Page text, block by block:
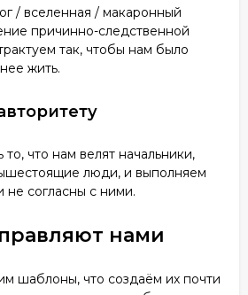
/ вселенная / макаронный
причинно-следственной
так, чтобы нам было
жить.
что нам велят начальники,
люди, и выполняем
не согласны с ними.
нами
шаблоны, что создаём их почти